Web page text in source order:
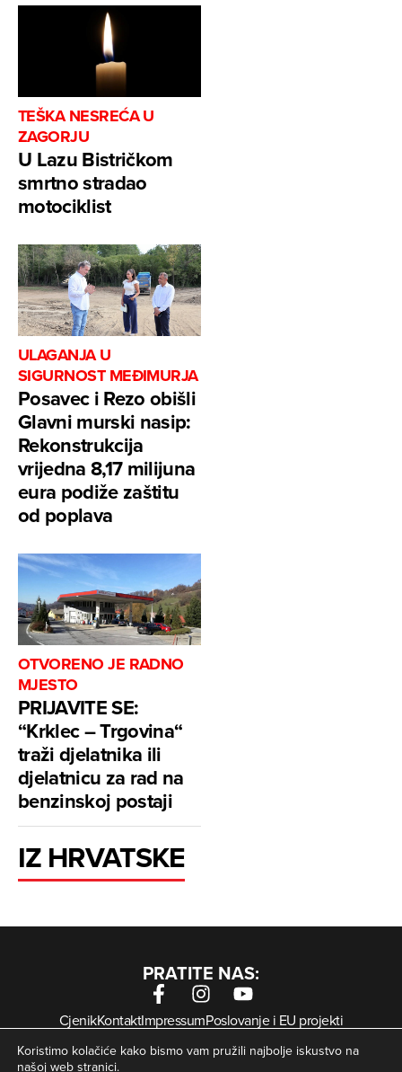
TEŠKA NESREĆA U
ZAGORJU
U Lazu Bistričkom
smrtno stradao
motociklist
ULAGANJA U
SIGURNOST MEĐIMURJA
Posavec i Rezo obišli
Glavni murski nasip:
Rekonstrukcija
vrijedna 8,17 milijuna
eura podiže zaštitu
od poplava
OTVORENO JE RADNO
MJESTO
PRIJAVITE SE:
“Krklec – Trgovina“
traži djelatnika ili
djelatnicu za rad na
benzinskoj postaji
IZ HRVATSKE
PRATITE NAS:
CjenikKontaktImpressumPoslovanje i EU projekti
Arhiva digitalnih novina
Uvjeti korištenjaZaštita privatnosti
Kolačići
Koristimo kolačiće kako bismo vam pružili najbolje iskustvo na
našoj web stranici.